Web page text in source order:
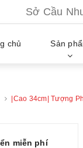
Sở Cầu Như
chủ Sản
|Cao 34cm| Tượng
miễn phí